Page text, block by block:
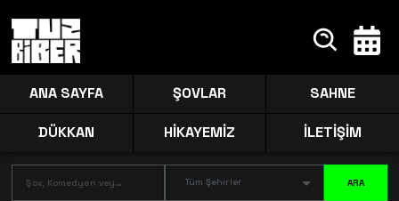
ANA SAYFA ŞOVLAR SAHNE
DÜKKAN HİKAYEMİZ İLETİŞİM
Tüm Şehirler ARA